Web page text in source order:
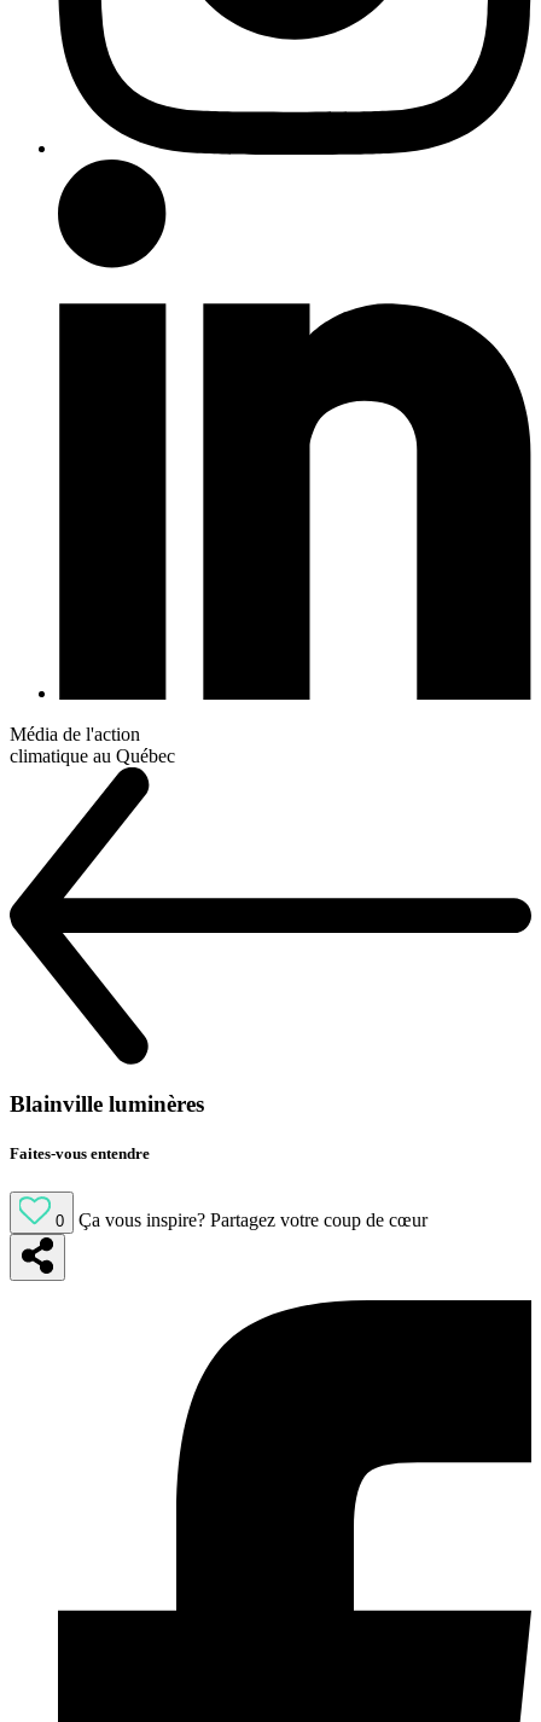
Média de l'action
climatique au Québec
Blainville luminères
Faites-vous entendre
0 Ça vous inspire? Partagez votre coup de cœur